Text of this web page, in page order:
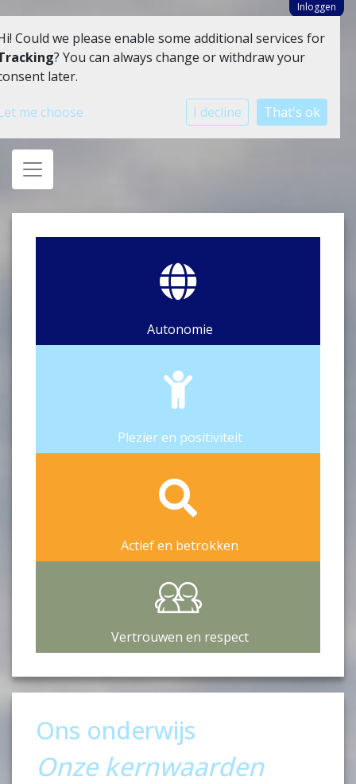
Inloggen
Toggle navigation
Autonomie
Plezier en positiviteit
Actief en betrokken
Vertrouwen en respect
Ons onderwijs
Onze kernwaarden
Could we please enable some additional services for
? You can always change or withdraw your
later.
me choose I decline That's ok